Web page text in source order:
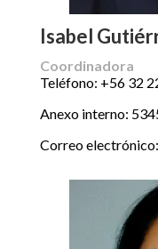
Isabel
Coordinadora
Teléfono: +56 32
Anexo interno:
Correo electrónico: